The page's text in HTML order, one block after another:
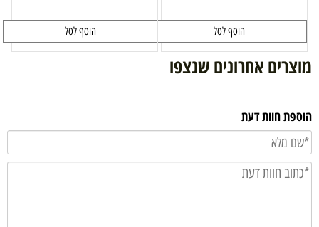
הוסף לסל הוסף לסל
מוצרים אחרונים שנצפו
הוספת חוות דעת